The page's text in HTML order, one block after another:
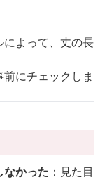
によって、丈の長
にチェックしま
なかった ：見た目